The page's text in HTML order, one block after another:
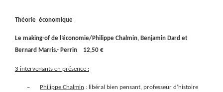
Théorie économique
Le making-of de l’économie/Philippe Chalmin, Benjamin Dard et
Bernard Marris.- Perrin
12,50 €
3 intervenants en présence :
– Philippe Chalmin : libéral bien pensant, professeur d’histoire